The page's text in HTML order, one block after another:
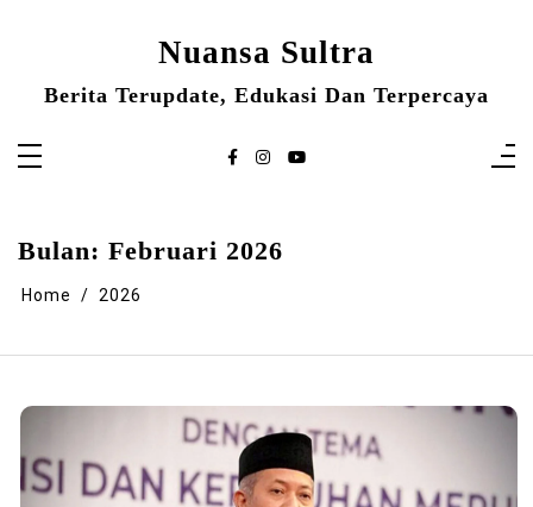
Nuansa Sultra
Berita Terupdate, Edukasi Dan Terpercaya
Bulan: Februari 2026
Home 2026